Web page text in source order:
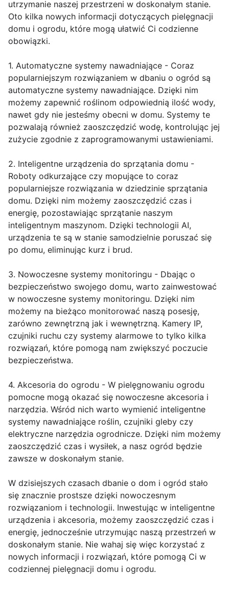
utrzymanie naszej przestrzeni w doskonałym stanie.
Oto kilka nowych informacji dotyczących pielęgnacji
domu i ogrodu, które mogą ułatwić Ci codzienne
obowiązki.
1. Automatyczne systemy nawadniające - Coraz
popularniejszym rozwiązaniem w dbaniu o ogród są
automatyczne systemy nawadniające. Dzięki nim
możemy zapewnić roślinom odpowiednią ilość wody,
nawet gdy nie jesteśmy obecni w domu. Systemy te
pozwalają również zaoszczędzić wodę, kontrolując jej
zużycie zgodnie z zaprogramowanymi ustawieniami.
2. Inteligentne urządzenia do sprzątania domu -
Roboty odkurzające czy mopujące to coraz
popularniejsze rozwiązania w dziedzinie sprzątania
domu. Dzięki nim możemy zaoszczędzić czas i
energię, pozostawiając sprzątanie naszym
inteligentnym maszynom. Dzięki technologii AI,
urządzenia te są w stanie samodzielnie poruszać się
po domu, eliminując kurz i brud.
3. Nowoczesne systemy monitoringu - Dbając o
bezpieczeństwo swojego domu, warto zainwestować
w nowoczesne systemy monitoringu. Dzięki nim
możemy na bieżąco monitorować naszą posesję,
zarówno zewnętrzną jak i wewnętrzną. Kamery IP,
czujniki ruchu czy systemy alarmowe to tylko kilka
rozwiązań, które pomogą nam zwiększyć poczucie
bezpieczeństwa.
4. Akcesoria do ogrodu - W pielęgnowaniu ogrodu
pomocne mogą okazać się nowoczesne akcesoria i
narzędzia. Wśród nich warto wymienić inteligentne
systemy nawadniające roślin, czujniki gleby czy
elektryczne narzędzia ogrodnicze. Dzięki nim możemy
zaoszczędzić czas i wysiłek, a nasz ogród będzie
zawsze w doskonałym stanie.
W dzisiejszych czasach dbanie o dom i ogród stało
się znacznie prostsze dzięki nowoczesnym
rozwiązaniom i technologii. Inwestując w inteligentne
urządzenia i akcesoria, możemy zaoszczędzić czas i
energię, jednocześnie utrzymując naszą przestrzeń w
doskonałym stanie. Nie wahaj się więc korzystać z
nowych informacji i rozwiązań, które pomogą Ci w
codziennej pielęgnacji domu i ogrodu.